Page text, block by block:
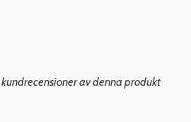
av denna produkt